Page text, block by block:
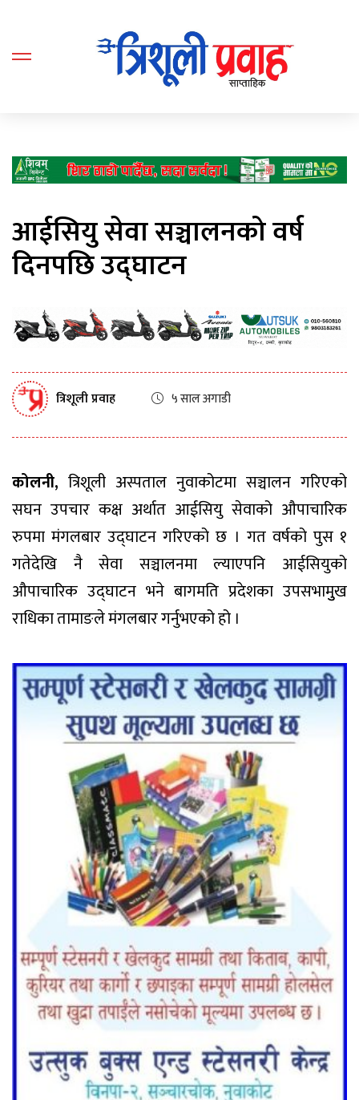
आईसियु सेवा सञ्चालनको वर्ष
दिनपछि उद्घाटन
त्रिशूली प्रवाह ५ साल अगाडी
कोलनी, त्रिशूली अस्पताल नुवाकोटमा सञ्चालन गरिएको
सघन उपचार कक्ष अर्थात आईसियु सेवाको औपाचारिक
रुपमा मंगलबार उद्घाटन गरिएको छ । गत वर्षको पुस १
गतेदेखि नै सेवा सञ्चालनमा ल्याएपनि आईसियुको
औपाचारिक उद्घाटन भने बागमति प्रदेशका उपसभामुुख
राधिका तामाङले मंगलबार गर्नुभएको हो ।